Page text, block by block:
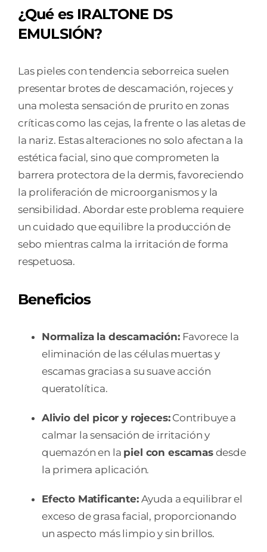
PICOR
Y
1
ENVASE
30
ML
cantidad
¿Qué es IRALTONE DS
EMULSIÓN?
Las pieles con tendencia seborreica suelen
presentar brotes de descamación, rojeces y
una molesta sensación de prurito en zonas
críticas como las cejas, la frente o las aletas de
la nariz. Estas alteraciones no solo afectan a la
estética facial, sino que comprometen la
barrera protectora de la dermis, favoreciendo
la proliferación de microorganismos y la
sensibilidad. Abordar este problema requiere
un cuidado que equilibre la producción de
sebo mientras calma la irritación de forma
respetuosa.
Beneficios
Normaliza la descamación:Favorece la
eliminación de las células muertas y
escamas gracias a su suave acción
queratolítica.
Alivio del picor y rojeces:Contribuye a
calmar la sensación de irritación y
quemazón en la piel con escamasdesde
la primera aplicación.
Efecto Matificante:Ayuda a equilibrar el
exceso de grasa facial, proporcionando
un aspecto más limpio y sin brillos.